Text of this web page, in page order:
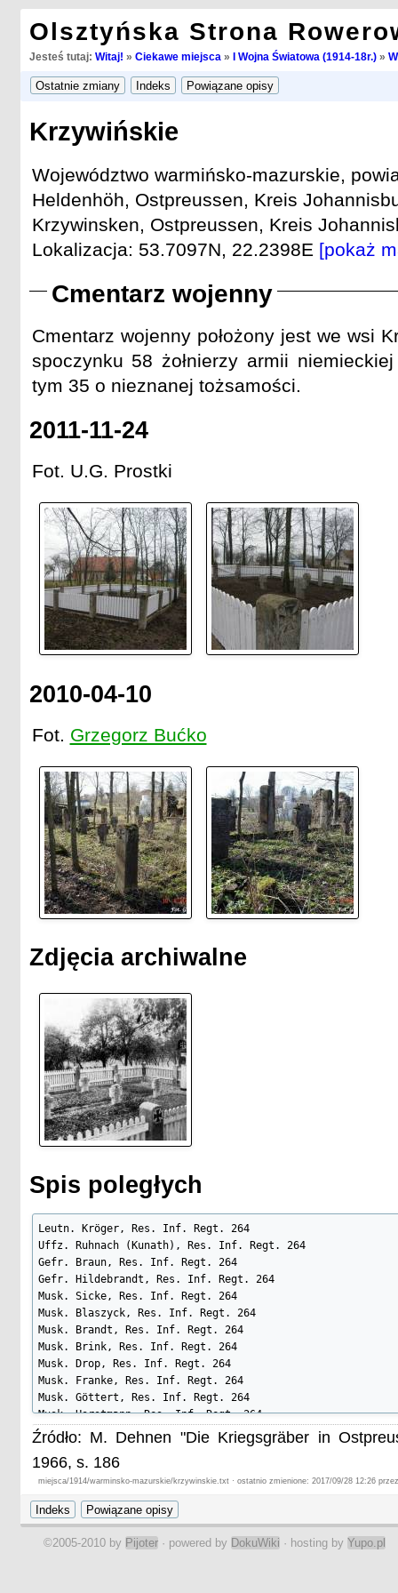
Olsztyńska Strona
Jesteś tutaj: Witaj! » Ciekawe miejsca » I Wojna Światowa (1914-18r.)»
Krzywińskie
Województwo warmińsko-mazurskie,
Heldenhöh, Ostpreussen, Kreis
Krzywinsken, Ostpreussen, Kreis
Lokalizacja: 53.7097N, 22.2398E [pokaż
Cmentarz wojenny
Cmentarz wojenny położony jest we wsi
spoczynku 58 żołnierzy armii
tym 35 o nieznanej tożsamości.
2011-11-24
Fot. U.G. Prostki
2010-04-10
Fot. Grzegorz Bućko
Zdjęcia archiwalne
Spis poległych
Leutn. Kröger, Res. Inf. Regt. 264
Uffz. Ruhnach (Kunath), Res. Inf. Regt. 264
Gefr. Braun, Res. Inf. Regt. 264
Gefr. Hildebrandt, Res. Inf. Regt. 264
Musk. Sicke, Res. Inf. Regt. 264
Musk. Blaszyck, Res. Inf. Regt. 264
Musk. Brandt, Res. Inf. Regt. 264
Musk. Brink, Res. Inf. Regt. 264
Musk. Drop, Res. Inf. Regt. 264
Musk. Franke, Res. Inf. Regt. 264
Musk. Göttert, Res. Inf. Regt. 264
Musk. Horstmann, Res. Inf. Regt. 264
Musk. Lehmann, Res. Inf. Regt. 264
Musk. Michalsky, Res. Inf. Regt. 264
Musk. Quiebitsch, Res. Inf. Regt. 264
Musk. Rabe, Res. Inf. Regt. 264
Musk. Richter, Res. Inf. Regt. 264
Musk. Schillbach (Seilbach), Res. Inf. Regt. 264
Musk. Schmitz, Res. Inf. Regt. 264
Źródło: M. Dehnen "Die Kriegsgräber in
1966, s. 186
miejsca/1914/warminsko-mazurskie/krzywinskie.txt · ostatnio zmienione: 2017/09/28 12:26
©2005-2010 by Pijoter · powered by DokuWiki · hosting by Yupo.pl